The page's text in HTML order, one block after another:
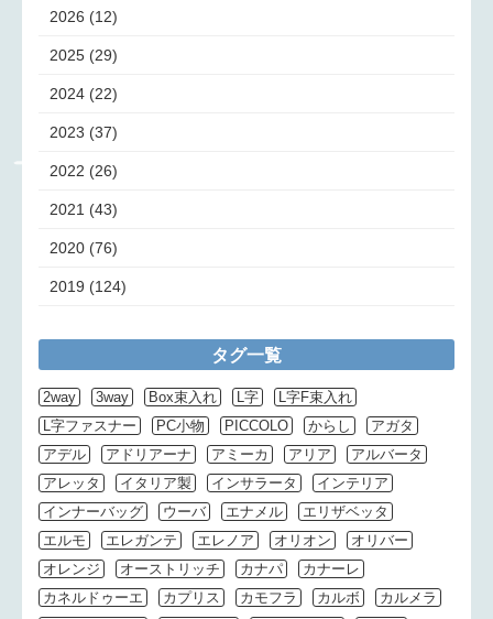
2026 (12)
2025 (29)
2024 (22)
2023 (37)
2022 (26)
2021 (43)
2020 (76)
2019 (124)
タグ一覧
2way 3way Box束入れ L字
L字F束入れ
L字ファスナー
PC小物 PICCOLO からし
アガタ
アデル
アドリアーナ アミーカ アリア
アルバータ
アレッタ
イタリア製 インサラータ
インテリア
インナーバッグ
ウーバ エナメル
エリザベッタ
エルモ
エレガンテ エレノア オリオン
オリバー
オレンジ
オーストリッチ カナパ
カナーレ
カネルドゥーエ
カプリス カモフラ カルボ
カルメラ